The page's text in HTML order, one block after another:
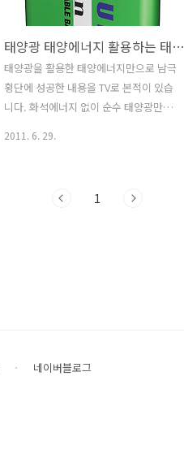
으로 쓰고 있는분도 분명 있습니다. 웹서
핑과 동영상을 주로 사용하는 경우 궂이
데스크탑을 쓸 이유는 없지요. 게다가 노
트북 중에서도 고사양 그래픽카드를 내장
하고 있는 모델을 선택할 이유는 없습니
다. 노트북 내에서도 전력사용량에 차이
시 전력사용량 때..
태양광 태양에너지 활용하는 태양전지의 미래
태양광을 활용한 태양에너지만으로 남극
횡단에 성공한 내용을 TV로 본적이 있습
니다. 화석에너지 없이 순수 태양광만으
리의 미래를 좀 더 윤택하게 하는데 더 한
다 항상 극변을 했었습니다. 화석에너지
2011. 6. 29.
1
네이버블로그